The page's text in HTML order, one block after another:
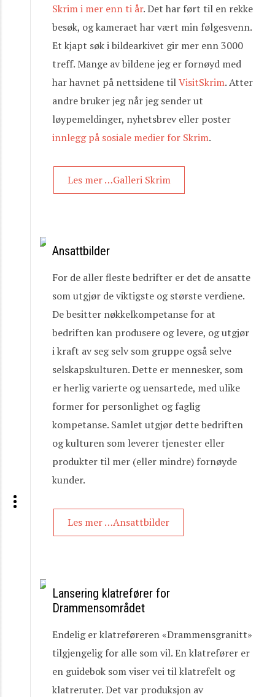
Skrim i mer enn ti år. Det har ført til en rekke
besøk, og kameraet har vært min følgesvenn.
Et kjapt søk i bildearkivet gir mer enn 3000
treff. Mange av bildene jeg er fornøyd med
har havnet på nettsidene tilVisitSkrim. Atter
andre bruker jeg når jeg sender ut
løypemeldinger, nyhetsbrev eller poster
innlegg på sosiale medier for Skrim.
Les mer …Galleri Skrim
Ansattbilder
For de aller fleste bedrifter er det de ansatte
som utgjør de viktigste og største verdiene.
De besitter nøkkelkompetanse for at
bedriften kan produsere og levere, og utgjør
i kraft av seg selv som gruppe også selve
selskapskulturen. Dette er mennesker, som
er herlig varierte og uensartede, med ulike
former for personlighet og faglig
kompetanse. Samlet utgjør dette bedriften
og kulturen som leverer tjenester eller
produkter til mer (eller mindre) fornøyde
kunder.
Les mer …Ansattbilder
Lansering klatrefører for
Drammensområdet
Endelig er klatreføreren «Drammensgranitt»
tilgjengelig for alle som vil. En klatrefører er
en guidebok som viser vei til klatrefelt og
klatreruter. Det var produksjon av